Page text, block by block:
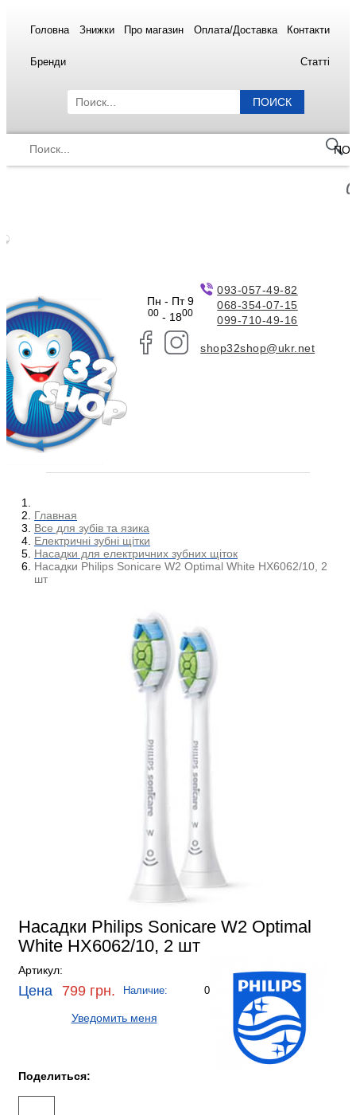
Головна Знижки Про магазин Оплата/Доставка Контакти
Бренди Статті
ПОИСК
Пн - Пт 9
00- 1800
093-057-49-82
068-354-07-15
099-710-49-16
shop32shop@ukr.net
Главная
Все для зубів та язика
Електричні зубні щітки
Насадки для електричних зубних щіток
Насадки Philips Sonicare W2 Optimal White HX6062/10, 2
шт
Насадки Philips Sonicare W2 Optimal
White HX6062/10, 2 шт
Артикул:
Цена 799 грн. Наличие: 0
Уведомить меня
Поделиться: